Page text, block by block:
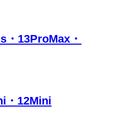
13ProMax・
12Mini